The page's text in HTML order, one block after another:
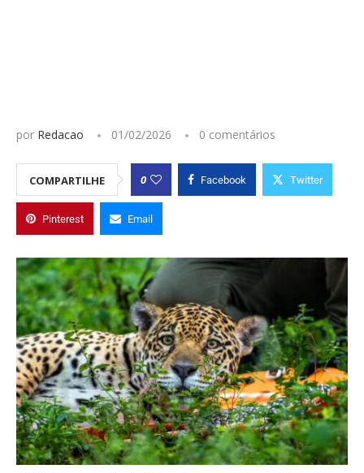
por Redacao 01/02/2026 0 comentários
COMPARTILHE 0 Facebook Twitter
Pinterest Email